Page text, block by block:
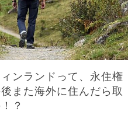
ンランドって、永住権
また海外に住んだら取
？